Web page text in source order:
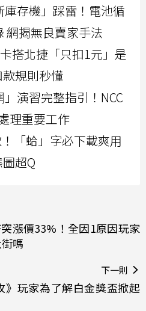
存機」踩雷！電池循
網揭無良賣家手法
搭北捷「只扣1元」是
規則秒懂
演習完整指引！NCC
理重要工作
「蛤」字必下載爽用
超Q
漲價33%！全因1原因玩家
嗎
下一則
》玩家為了解白金獎盃掀起